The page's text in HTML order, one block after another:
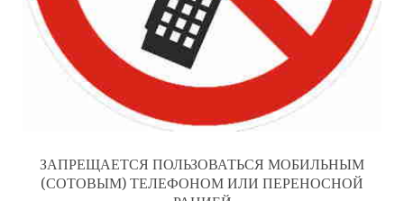
ЗАПРЕЩАЕТСЯ ПОЛЬЗОВАТЬСЯ МОБИЛЬНЫМ
(СОТОВЫМ) ТЕЛЕФОНОМ ИЛИ ПЕРЕНОСНОЙ